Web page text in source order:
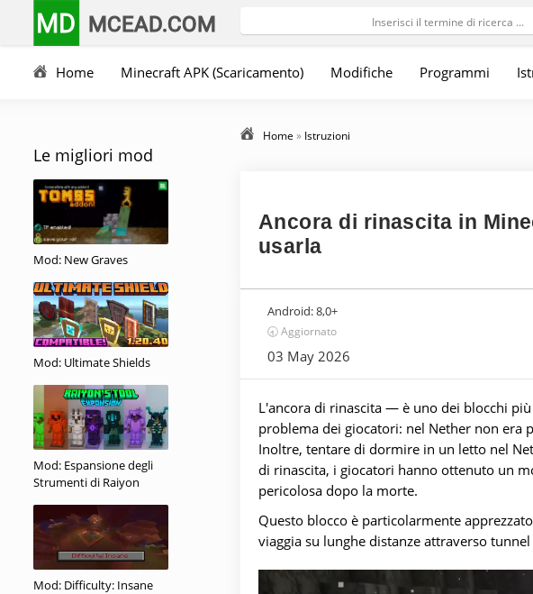
MD MCEAD.COM
Home Minecraft APK (Scaricamento) Modifiche Programmi
Le migliori mod
Mod: New Graves
Mod: Ultimate Shields
Mod: Espansione degli
Strumenti di Raiyon
Mod: Difficulty: Insane
Home » Istruzioni
Ancora di rinascita in
usarla
Android:8,0+
🕣 Aggiornato
03 May 2026
L'ancora di rinascita — è uno dei blocchi
problema dei giocatori: nel Nether non era
Inoltre, tentare di dormire in un letto nel
di rinascita, i giocatori hanno ottenuto un
pericolosa dopo la morte.
Questo blocco è particolarmente
viaggia su lunghe distanze attraverso